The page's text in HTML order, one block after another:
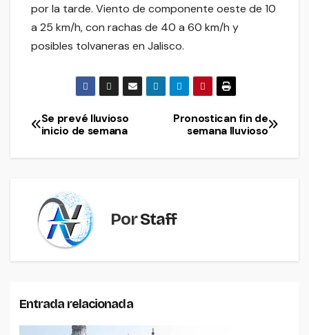
por la tarde. Viento de componente oeste de 10
a 25 km/h, con rachas de 40 a 60 km/h y
posibles tolvaneras en Jalisco.
Navegación
de
Pronostican fin de
semana lluvioso
Se prevé lluvioso
inicio de semana
PorStaff
Entrada relacionada